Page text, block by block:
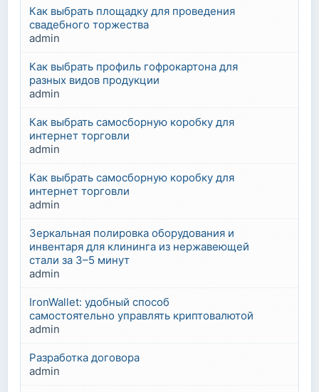
Как выбрать площадку для проведения
свадебного торжества
admin
Как выбрать профиль гофрокартона для
разных видов продукции
admin
Как выбрать самосборную коробку для
интернет торговли
admin
Как выбрать самосборную коробку для
интернет торговли
admin
Зеркальная полировка оборудования и
инвентаря для клининга из нержавеющей
стали за 3–5 минут
admin
IronWallet: удобный способ
самостоятельно управлять криптовалютой
admin
Разработка договора
admin